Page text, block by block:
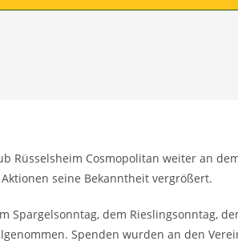
Rüsselsheim Cosmopolitan weiter an
seine Bekanntheit vergrößert.
Spargelsonntag, dem Rieslingsonntag,
Spenden wurden an den